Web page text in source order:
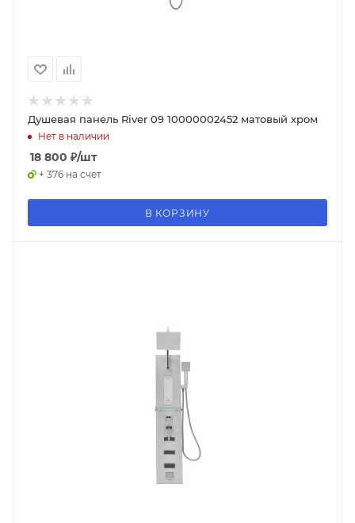
Душевая панель River 09 10000002452 матовый хром
Нет в наличии
18 800 ₽/шт
+ 376 на счет
В КОРЗИНУ